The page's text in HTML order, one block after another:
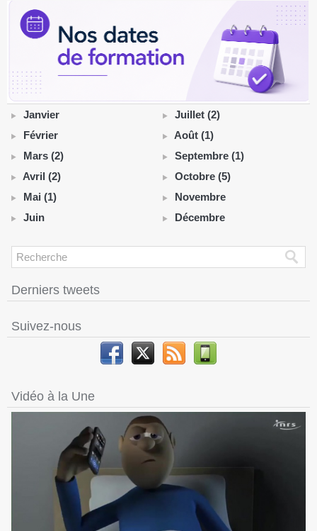
Janvier
Février
Mars (2)
Avril (2)
Mai (1)
Juin
Juillet (2)
Août (1)
Septembre (1)
Octobre (5)
Novembre
Décembre
Derniers tweets
Suivez-nous
Vidéo à la Une